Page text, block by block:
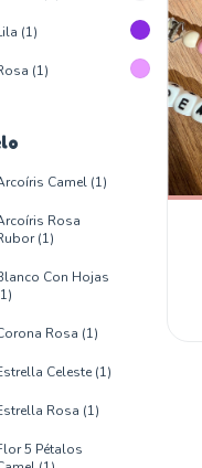
(1)
(1)
Camel (1)
Rosa
(1)
Con Hojas
Rosa (1)
Celeste (1)
Rosa (1)
5 Pétalos